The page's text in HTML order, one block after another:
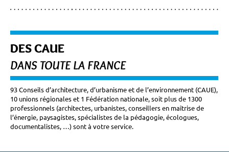
DES CAUE
DANS TOUTE LA FRANCE
93 Conseils d’architecture, d’urbanisme et de l’environnement (CAUE),
10 unions régionales et 1 Fédération nationale, soit plus de 1300
professionnels (architectes, urbanistes, conseillers en maîtrise de
l’énergie, paysagistes, spécialistes de la pédagogie, écologues,
documentalistes, …) sont à votre service.